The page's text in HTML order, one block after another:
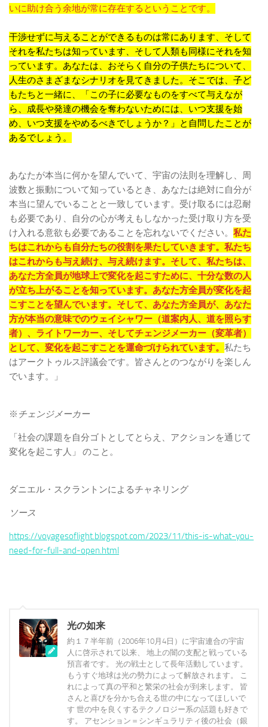
いに助け合う余地が常に存在するということです。
干渉せずに与えることができるものは常にあります、そして
それを私たちは知っています、そして人類も同様にそれを知
っています。あなたは、おそらく自分の子供たちについて、
人生のさまざまなシナリオを見てきました。そこでは、子ど
もたちと一緒に、「この子に必要なものをすべて与えなが
ら、成長や発達の機会を奪わないためには、いつ支援を始
め、いつ支援をやめるべきでしょうか？」と自問したことが
あるでしょう。
あなたが本当に何かを望んでいて、宇宙の法則を理解し、周
波数と振動について知っているとき、あなたは絶対に自分が
本当に望んでいることと一致しています。受け取るには忍耐
も必要であり、自分の心が考えもしなかった受け取り方を受
け入れる意欲も必要であることを忘れないでください。 私た
ちはこれからも自分たちの役割を果たしていきます。私たち
はこれからも与え続け、与え続けます。そして、私たちは、
あなた方全員が地球上で変化を起こすために、十分な数の人
が立ち上がることを知っています。あなた方全員が変化を起
こすことを望んでいます。そして、あなた方全員が、あなた
方が本当の意味でのウェイシャワー（道案内人、道を照らす
者）、ライトワーカー、そしてチェンジメーカー（変革者）
として、変化を起こすことを運命づけられています。 私たち
はアークトゥルス評議会です。皆さんとのつながりを楽しん
でいます。」
※ チェンジメーカー
「社会の課題を自分ゴトとしてとらえ、アクションを通じて
変化を起こす人」 のこと。
ダニエル・スクラントンによるチャネリング
ソース
https://voyagesoflight.blogspot.com/2023/11/this-is-what-you-
need-for-full-and-open.html
光の如来
約１７半年前（2006年10月4日）に宇宙連合の宇宙
人に啓示されて以来、 地上の闇の支配と戦っている
預言者です。 光の戦士として長年活動しています。
もうすぐ地球は光の勢力によって解放されます。 こ
れによって真の平和と繁栄の社会が到来します。 皆
さんと喜びを分かち合える世の中になってほしいで
す 世の中を良くするテクノロジー系の話題も好きで
す。 アセンション＝シンギュラリティ後の社会（銀